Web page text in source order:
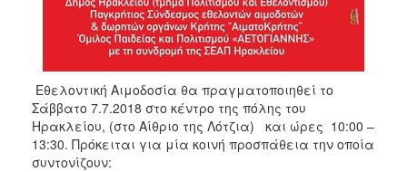
Εθελοντική Αιμοδοσία θα πραγματοποιηθεί το
Σάββατο 7.7.2018 στο κέντρο της πόλης του
Ηρακλείου, (στο Αίθριο της Λότζια) και ώρες 10:00 –
13:30. Πρόκειται για μία κοινή προσπάθεια την οποία
συντονίζουν: